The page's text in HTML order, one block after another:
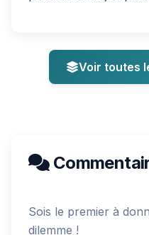
Voir toutes
Sois le premier à
dilemme !